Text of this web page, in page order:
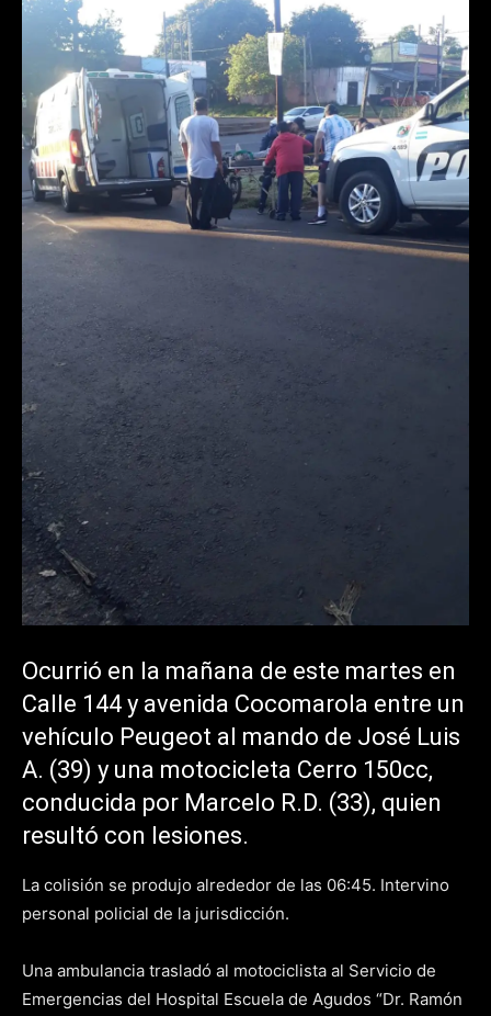
Ocurrió en la mañana de este martes en
Calle 144 y avenida Cocomarola entre un
vehículo Peugeot al mando de José Luis
A. (39) y una motocicleta Cerro 150cc,
conducida por Marcelo R.D. (33), quien
resultó con lesiones.
La colisión se produjo alrededor de las 06:45. Intervino
personal policial de la jurisdicción.
Una ambulancia trasladó al motociclista al Servicio de
Emergencias del Hospital Escuela de Agudos “Dr. Ramón